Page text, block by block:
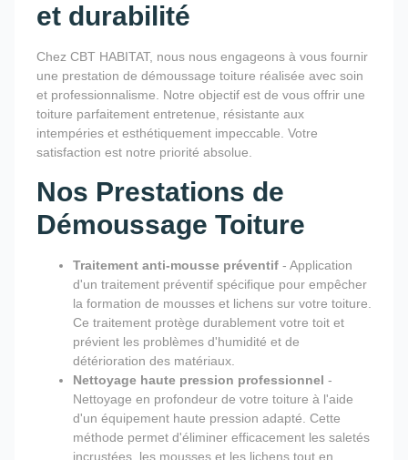
et durabilité
Chez CBT HABITAT, nous nous engageons à vous fournir
une prestation de démoussage toiture réalisée avec soin
et professionnalisme. Notre objectif est de vous offrir une
toiture parfaitement entretenue, résistante aux
intempéries et esthétiquement impeccable. Votre
satisfaction est notre priorité absolue.
Nos Prestations de
Démoussage Toiture
Traitement anti-mousse préventif - Application
d'un traitement préventif spécifique pour empêcher
la formation de mousses et lichens sur votre toiture.
Ce traitement protège durablement votre toit et
prévient les problèmes d'humidité et de
détérioration des matériaux.
Nettoyage haute pression professionnel -
Nettoyage en profondeur de votre toiture à l'aide
d'un équipement haute pression adapté. Cette
méthode permet d'éliminer efficacement les saletés
incrustées, les mousses et les lichens tout en